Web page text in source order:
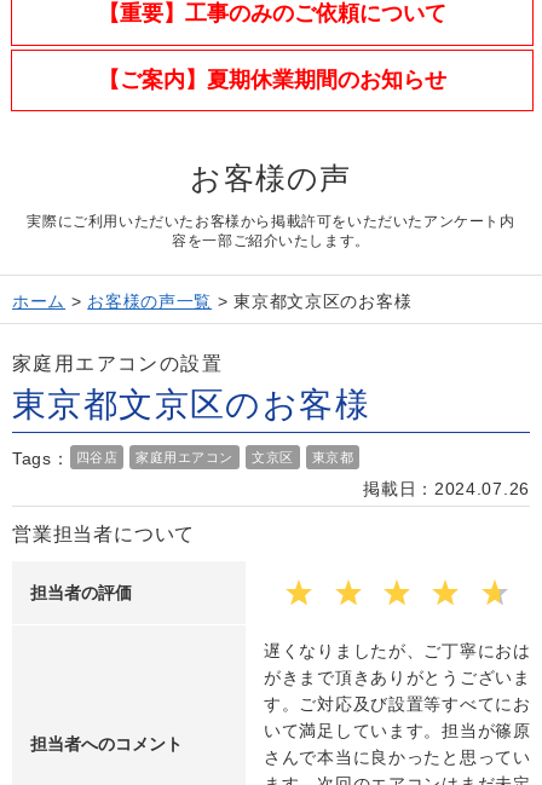
Company
施工実績
Work
Question
お問い合わせ
Contact us
電話問い合わせはこちら
無料見積り依頼はこちら
【重要】工事のみのご依頼について
【ご案内】夏期休業期間のお知らせ
お客様の声
実際にご利用いただいたお客様から掲載許可をいただいたアンケート内
容を一部ご紹介いたします。
ホーム > お客様の声一覧 >東京都文京区のお客様
家庭用エアコンの設置
東京都文京区のお客様
Tags： 四谷店 家庭用エアコン 文京区 東京都
掲載日：2024.07.26
営業担当者について
担当者の評価
担当者へのコメント
遅くなりましたが、ご丁寧におは
がきまで頂きありがとうございま
す。ご対応及び設置等すべてにお
いて満足しています。担当が篠原
さんで本当に良かったと思ってい